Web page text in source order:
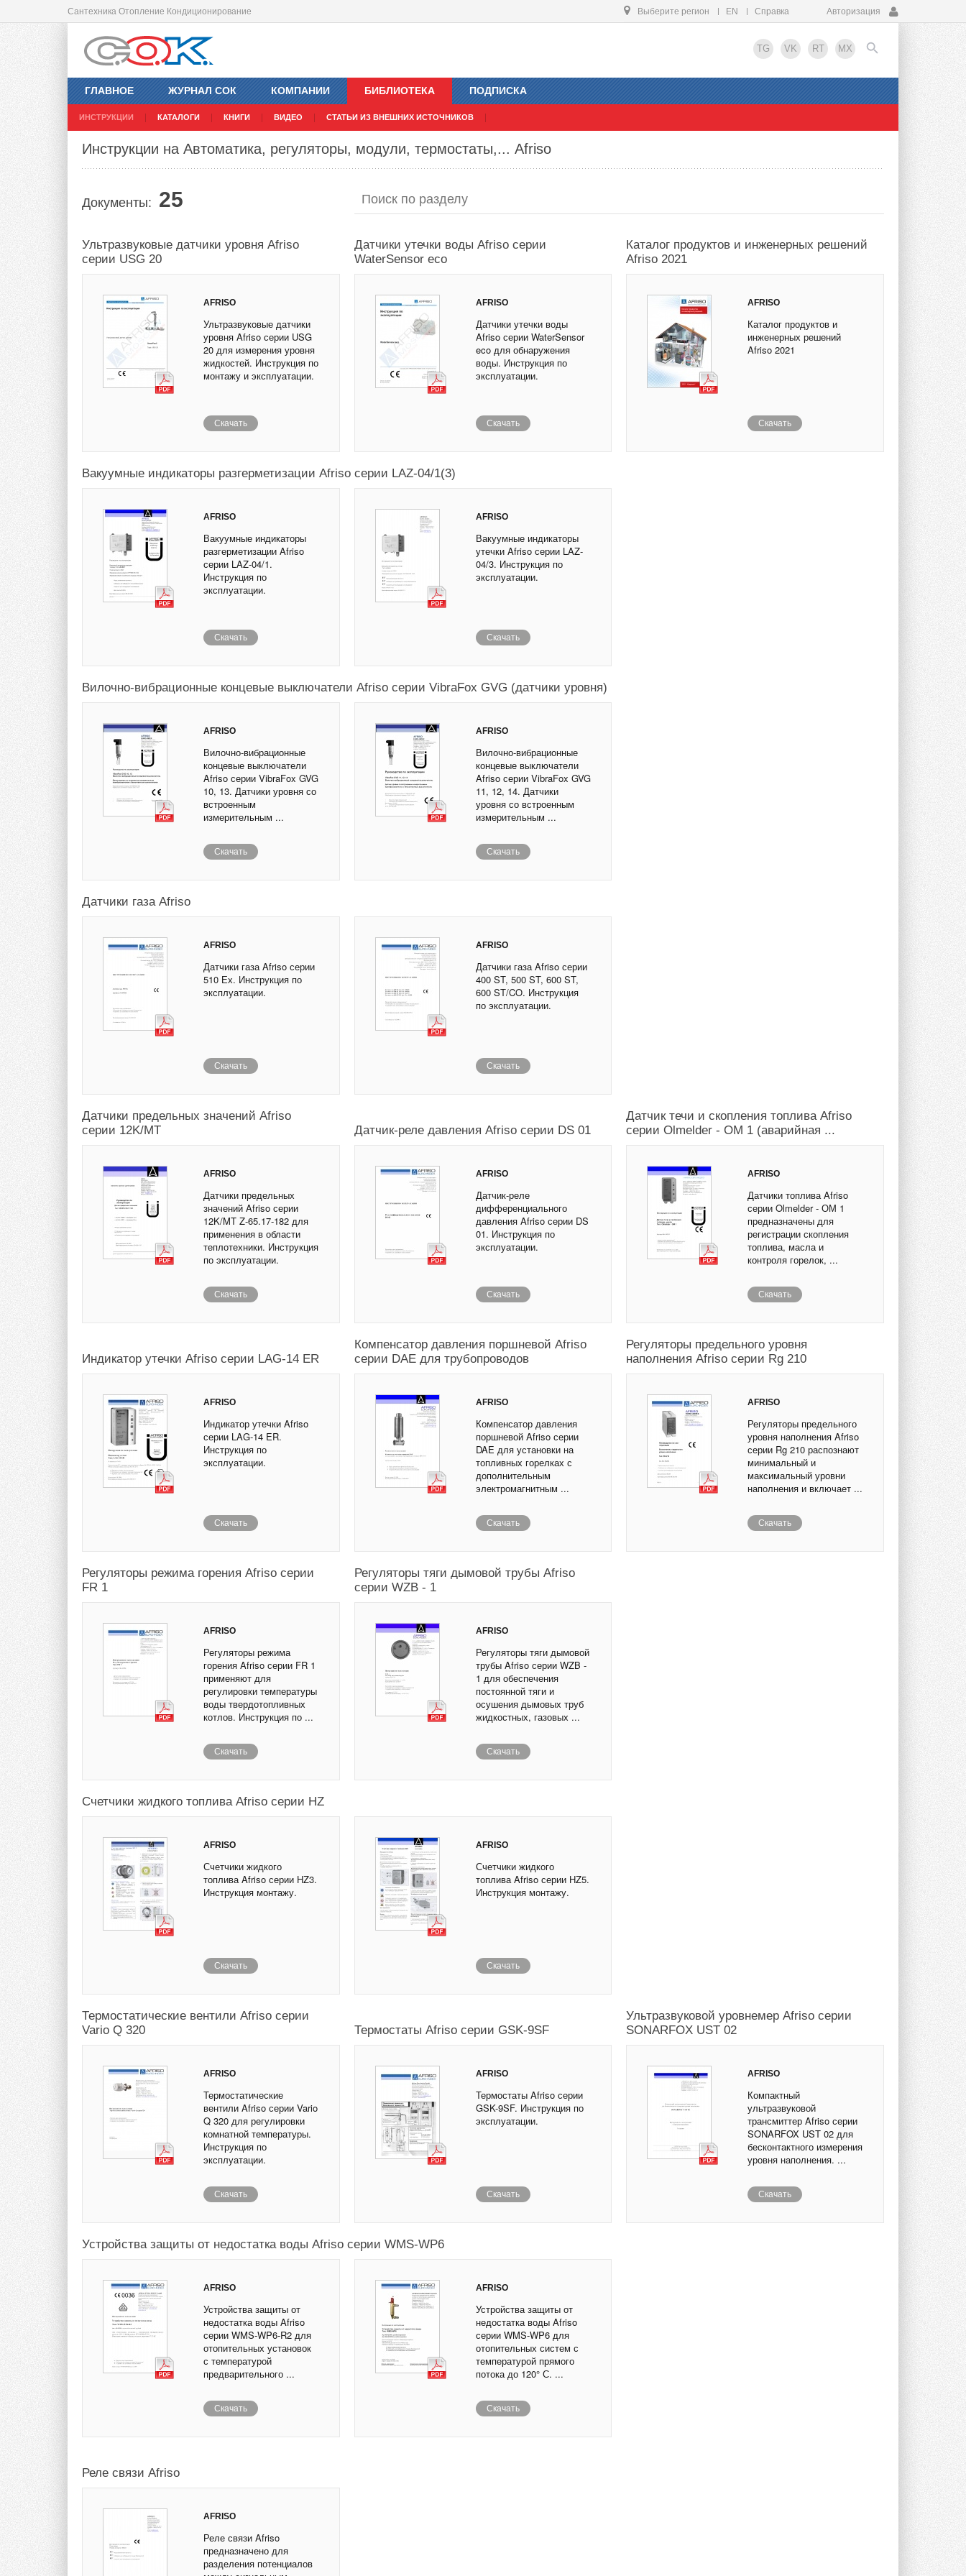
Сантехника Отопление Кондиционирование Выберите регион EN Справка Авторизация
TG VK RT MX
ГЛАВНОЕ ЖУРНАЛ СОК КОМПАНИИ БИБЛИОТЕКА
ИНСТРУКЦИИ КАТАЛОГИ КНИГИ ВИДЕО СТАТЬИ ИЗ ВНЕШНИХ ИСТОЧНИКОВ
ПОДПИСКА
Инструкции на Автоматика, регуляторы, модули, термостаты,... Afriso
Документы: 25
Ультразвуковые датчики уровня Afriso
серии USG 20
AFRISO
Ультразвуковые датчики
уровня Afriso серии USG
20 для измерения уровня
жидкостей. Инструкция по
монтажу и эксплуатации.
Скачать
Датчики утечки воды Afriso серии
WaterSensor eco
AFRISO
Датчики утечки воды
Afriso серии WaterSensor
eco для обнаружения
воды. Инструкция по
эксплуатации.
Скачать
Каталог продуктов и инженерных решений
Afriso 2021
AFRISO
Каталог продуктов и
инженерных решений
Afriso 2021
Скачать
Вакуумные индикаторы разгерметизации Afriso серии LAZ-04/1(3)
AFRISO
Вакуумные индикаторы
разгерметизации Afriso
серии LAZ-04/1.
Инструкция по
эксплуатации.
Скачать
AFRISO
Вакуумные индикаторы
утечки Afriso серии LAZ-
04/3. Инструкция по
эксплуатации.
Скачать
Вилочно-вибрационные концевые выключатели Afriso серии VibraFox GVG (датчики уровня)
AFRISO
Вилочно-вибрационные
концевые выключатели
Afriso серии VibraFox GVG
10, 13. Датчики уровня со
встроенным
измерительным ...
Скачать
AFRISO
Вилочно-вибрационные
концевые выключатели
Afriso серии VibraFox GVG
11, 12, 14. Датчики
уровня со встроенным
измерительным ...
Скачать
Датчики газа Afriso
AFRISO
Датчики газа Afriso серии
510 Ех. Инструкция по
эксплуатации.
Скачать
AFRISO
Датчики газа Afriso серии
400 ST, 500 ST, 600 ST,
600 ST/CO. Инструкция
по эксплуатации.
Скачать
Датчики предельных значений Afriso
серии 12K/MT
AFRISO
Датчики предельных
значений Afriso серии
12K/MT Z-65.17-182 для
применения в области
теплотехники. Инструкция
по эксплуатации.
Скачать
Датчик-реле давления Afriso серии DS 01
AFRISO
Датчик-реле
дифференциального
давления Afriso серии DS
01. Инструкция по
эксплуатации.
Скачать
Датчик течи и скопления топлива Afriso
серии Olmelder - ОМ 1 (аварийная ...
AFRISO
Датчики топлива Afriso
серии Olmelder - ОМ 1
предназначены для
регистрации скопления
топлива, масла и
контроля горелок, ...
Скачать
Индикатор утечки Afriso серии LAG-14 ER
AFRISO
Индикатор утечки Afriso
серии LAG-14 ER.
Инструкция по
эксплуатации.
Скачать
Компенсатор давления поршневой Afriso
серии DAE для трубопроводов
AFRISO
Компенсатор давления
поршневой Afriso серии
DAE для установки на
топливных горелках с
дополнительным
электромагнитным ...
Скачать
Регуляторы предельного уровня
наполнения Afriso серии Rg 210
AFRISO
Регуляторы предельного
уровня наполнения Afriso
серии Rg 210 распознают
минимальный и
максимальный уровни
наполнения и включает ...
Скачать
Регуляторы режима горения Afriso серии
FR 1
AFRISO
Регуляторы режима
горения Afriso серии FR 1
применяют для
регулировки температуры
воды твердотопливных
котлов. Инструкция по ...
Скачать
Регуляторы тяги дымовой трубы Afriso
серии WZB - 1
AFRISO
Регуляторы тяги дымовой
трубы Afriso серии WZB -
1 для обеспечения
постоянной тяги и
осушения дымовых труб
жидкостных, газовых ...
Скачать
Счетчики жидкого топлива Afriso серии HZ
AFRISO
Счетчики жидкого
топлива Afriso серии HZ3.
Инструкция монтажу.
Скачать
AFRISO
Счетчики жидкого
топлива Afriso серии HZ5.
Инструкция монтажу.
Скачать
Термостатические вентили Afriso серии
Vario Q 320
AFRISO
Термостатические
вентили Afriso серии Vario
Q 320 для регулировки
комнатной температуры.
Инструкция по
эксплуатации.
Скачать
Термостаты Afriso серии GSK-9SF
AFRISO
Термостаты Afriso серии
GSK-9SF. Инструкция по
эксплуатации.
Скачать
Ультразвуковой уровнемер Afriso серии
SONARFOX UST 02
AFRISO
Компактный
ультразвуковой
трансмиттер Afriso серии
SONARFOX UST 02 для
бесконтактного измерения
уровня наполнения. ...
Скачать
Устройства защиты от недостатка воды Afriso серии WMS-WP6
AFRISO
Устройства защиты от
недостатка воды Afriso
серии WMS-WP6-R2 для
отопительных установок
с температурой
предварительного ...
Скачать
AFRISO
Устройства защиты от
недостатка воды Afriso
серии WMS-WP6 для
отопительных систем с
температурой прямого
потока до 120° С. ...
Скачать
Реле связи Afriso
AFRISO
Реле связи Afriso
предназначено для
разделения потенциалов